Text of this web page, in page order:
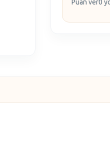
Puan ver0